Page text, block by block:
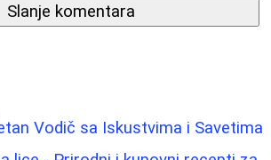
Slanje komentara
Vodič sa Iskustvima i Savetima